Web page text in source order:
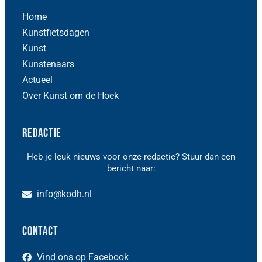
Home
Kunstfietsdagen
Kunst
Kunstenaars
Actueel
Over Kunst om de Hoek
Redactie
Heb je leuk nieuws voor onze redactie? Stuur dan een
bericht naar:
info@kodh.nl
Contact
Vind ons op Facebook